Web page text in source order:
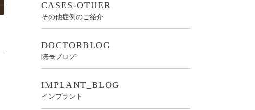
CASES-OTHER
その他症例のご紹介
DOCTORBLOG
院長ブログ
IMPLANT_BLOG
インプラント